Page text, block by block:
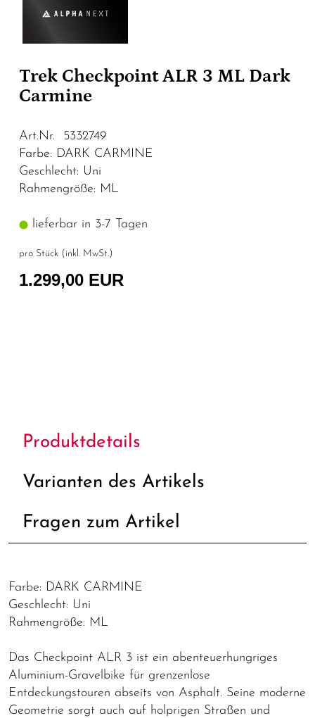
Trek Checkpoint ALR 3 ML Dark
Carmine
Art.Nr. 5332749
Farbe: DARK CARMINE
Geschlecht: Uni
Rahmengröße: ML
lieferbar in 3-7 Tagen
pro Stück (inkl. MwSt.)
1.299,00 EUR
Produktdetails
Varianten des Artikels
Fragen zum Artikel
Farbe: DARK CARMINE
Geschlecht: Uni
Rahmengröße: ML
Das Checkpoint ALR 3 ist ein abenteuerhungriges
Aluminium-Gravelbike für grenzenlose
Entdeckungstouren abseits von Asphalt. Seine moderne
Geometrie sorgt auch auf holprigen Straßen und